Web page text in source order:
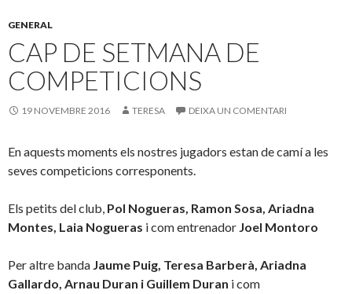
GENERAL
CAP DE SETMANA DE
COMPETICIONS
19 NOVEMBRE 2016 TERESA DEIXA UN COMENTARI
En aquests moments els nostres jugadors estan de camí a les
seves competicions corresponents.
Els petits del club, Pol Nogueras, Ramon Sosa, Ariadna
Montes, Laia Nogueras i com entrenador Joel Montoro
Per altre banda Jaume Puig, Teresa Barberà, Ariadna
Gallardo, Arnau Duran i Guillem Duran i com